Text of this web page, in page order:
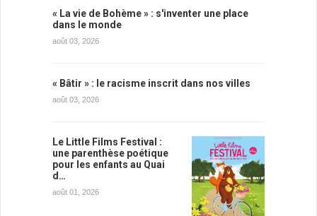
« La vie de Bohème » : s'inventer une place
dans le monde
août 03, 2026
« Bâtir » : le racisme inscrit dans nos villes
août 03, 2026
Le Little Films Festival :
une parenthèse poétique
pour les enfants au Quai
d…
août 01, 2026